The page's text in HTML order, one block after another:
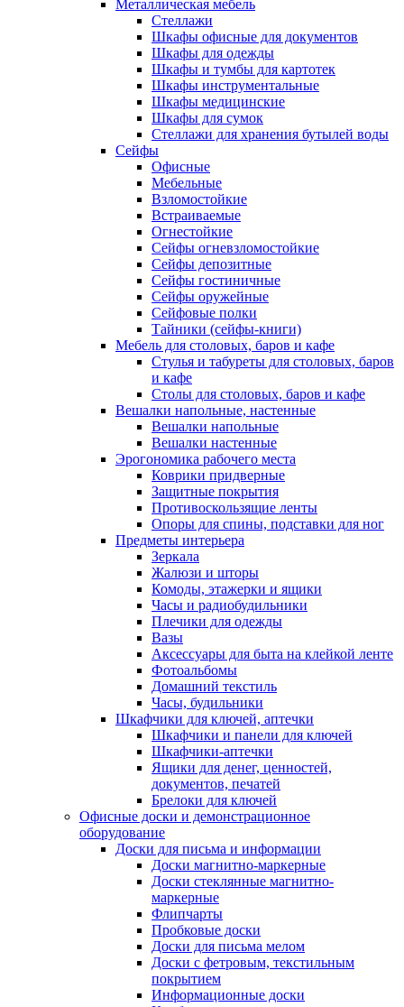
Металлическая мебель
Стеллажи
Шкафы офисные для документов
Шкафы для одежды
Шкафы и тумбы для картотек
Шкафы инструментальные
Шкафы медицинские
Шкафы для сумок
Стеллажи для хранения бутылей воды
Сейфы
Офисные
Мебельные
Взломостойкие
Встраиваемые
Огнестойкие
Сейфы огневзломостойкие
Сейфы депозитные
Сейфы гостиничные
Сейфы оружейные
Сейфовые полки
Тайники (сейфы-книги)
Мебель для столовых, баров и кафе
Стулья и табуреты для столовых, баров
и кафе
Столы для столовых, баров и кафе
Вешалки напольные, настенные
Вешалки напольные
Вешалки настенные
Эрогономика рабочего места
Коврики придверные
Защитные покрытия
Противоскользящие ленты
Опоры для спины, подставки для ног
Предметы интерьера
Зеркала
Жалюзи и шторы
Комоды, этажерки и ящики
Часы и радиобудильники
Плечики для одежды
Вазы
Аксессуары для быта на клейкой ленте
Фотоальбомы
Домашний текстиль
Часы, будильники
Шкафчики для ключей, аптечки
Шкафчики и панели для ключей
Шкафчики-аптечки
Ящики для денег, ценностей,
документов, печатей
Брелоки для ключей
Офисные доски и демонстрационное
оборудование
Доски для письма и информации
Доски магнитно-маркерные
Доски стеклянные магнитно-
маркерные
Флипчарты
Пробковые доски
Доски для письма мелом
Доски с фетровым, текстильным
покрытием
Информационные доски